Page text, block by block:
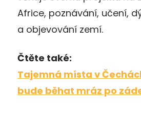
Africe, poznávání, učení,
a objevování zemí.
Čtěte také:
Tajemná místa v
bude běhat mráz po